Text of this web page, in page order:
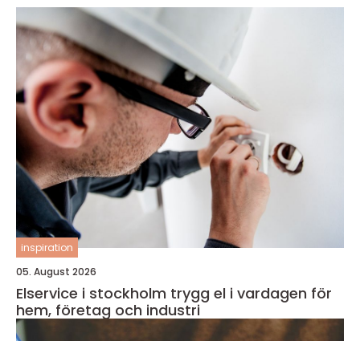
inspiration
05. August 2026
Elservice i stockholm trygg el i vardagen för
hem, företag och industri